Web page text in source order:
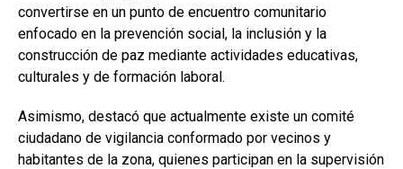
convertirse en un punto de encuentro comunitario
enfocado en la prevención social, la inclusión y la
construcción de paz mediante actividades educativas,
culturales y de formación laboral.
Asimismo, destacó que actualmente existe un comité
ciudadano de vigilancia conformado por vecinos y
habitantes de la zona, quienes participan en la supervisión